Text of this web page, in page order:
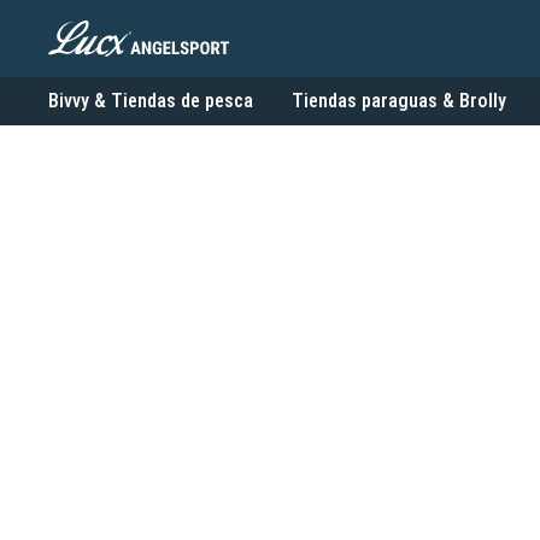
Bivvy & Tiendas de pesca Tiendas paraguas & Brolly